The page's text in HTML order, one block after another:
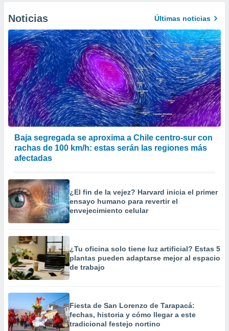
Noticias Últimas noticias
Baja segregada se aproxima a Chile centro-sur con
rachas de 100 km/h: estas serán las regiones más
afectadas
¿El fin de la vejez? Harvard inicia el primer
ensayo humano para revertir el
envejecimiento celular
¿Tu oficina solo tiene luz artificial? Estas 5
plantas pueden adaptarse mejor al espacio
de trabajo
Fiesta de San Lorenzo de Tarapacá:
fechas, historia y cómo llegar a este
tradicional festejo nortino